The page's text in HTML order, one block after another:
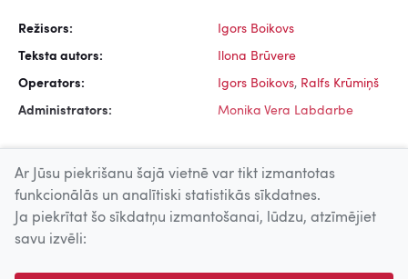
Režisors: Igors Boikovs
Teksta autors: Ilona Brūvere
Operators: Igors Boikovs, Ralfs Krūmiņš
Administrators: Monika Vera Labdarbe
Uz augšu
© 2026 Nacionālais Kino centrs, Kultūras informācijas sistēmu
Ar Jūsu piekrišanu šajā vietnē var tikt izmantotas
funkcionālās un analītiski statistikās sīkdatnes.
Ja piekrītat šo sīkdatņu izmantošanai, lūdzu, atzīmējiet
savu izvēli: